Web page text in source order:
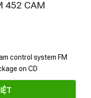
452 CAM
control system FM
on CD